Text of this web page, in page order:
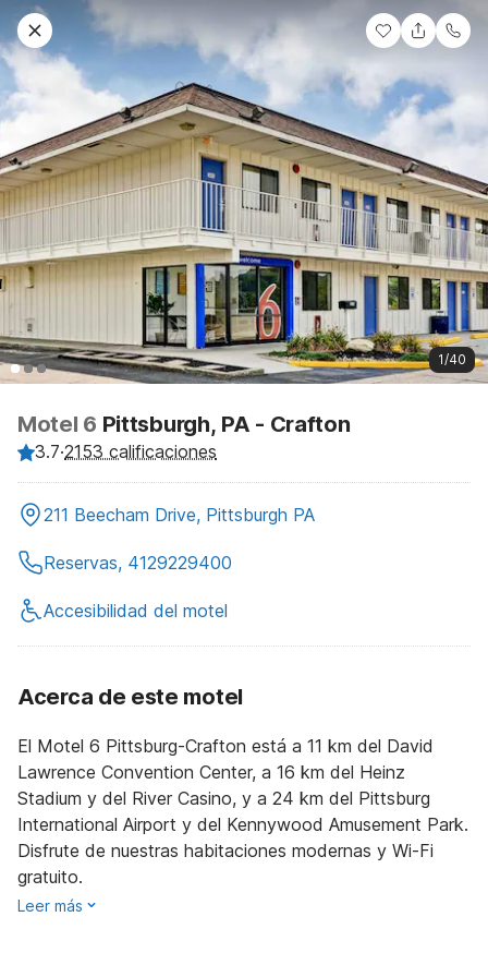
1/40
Motel 6 Pittsburgh, PA - Crafton
3.7·2153 calificaciones
211 Beecham Drive, Pittsburgh PA
Reservas, 4129229400
Accesibilidad del motel
Acerca de este motel
El Motel 6 Pittsburg-Crafton está a 11 km del David
Lawrence Convention Center, a 16 km del Heinz
Stadium y del River Casino, y a 24 km del Pittsburg
International Airport y del Kennywood Amusement Park.
Disfrute de nuestras habitaciones modernas y Wi-Fi
gratuito.
Leer más